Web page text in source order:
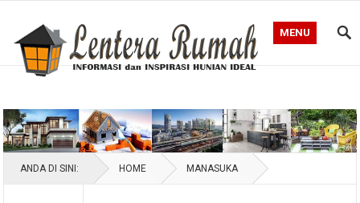
MENU
ANDA DI SINI: HOME MANASUKA